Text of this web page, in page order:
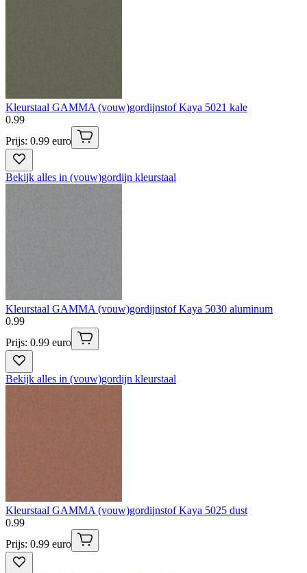
Kleurstaal GAMMA (vouw)gordijnstof Kaya 5021 kale
0.99
Prijs: 0.99 euro
Bekijk alles in (vouw)gordijn kleurstaal
Kleurstaal GAMMA (vouw)gordijnstof Kaya 5030 aluminum
0.99
Prijs: 0.99 euro
Bekijk alles in (vouw)gordijn kleurstaal
Kleurstaal GAMMA (vouw)gordijnstof Kaya 5025 dust
0.99
Prijs: 0.99 euro